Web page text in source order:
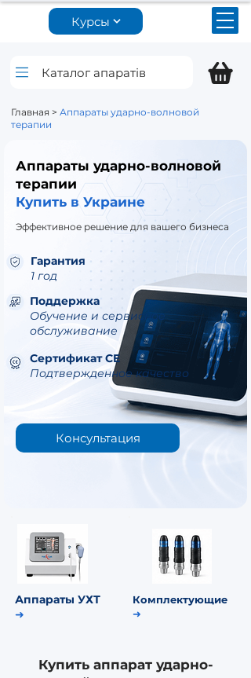
Курсы
Каталог апаратів
Главная > Аппараты ударно-волновой
терапии
Апарати УХТ
Апарати для
Апарати для
Аппараты ударно-волновой
терапии
Купить в Украине
Эффективное решение для вашего бизнеса
Сертификат CE
Подтвержденное качество
Гарантия
1 год
Поддержка
Обучение и сервисное
обслуживание
Консультация
Аппараты УХТ
➜
Комплектующие
➜
Купить аппарат ударно-